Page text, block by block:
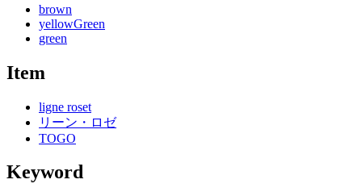
brown
yellowGreen
green
Item
ligne roset
リーン・ロゼ
TOGO
Keyword